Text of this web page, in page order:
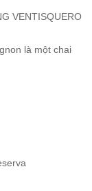
VENTISQUERO
là một chai